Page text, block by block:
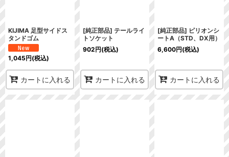
KIJIMA 足型サイドス
タンドゴム
1,045円(税込)
カートに入れる
[純正部品] テールライ
トソケット
902円(税込)
カートに入れる
[純正部品] ピリオンシ
ートA（STD、DX用）
6,600円(税込)
カートに入れる